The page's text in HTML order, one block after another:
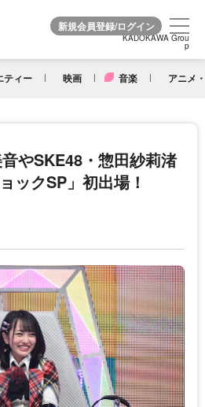
KADOKAWA Grou
p
ティー 映画 音楽 アニメ
KADOKAWA Grou
p
やSKE48・惣田紗莉渚
ックSP」初出場！